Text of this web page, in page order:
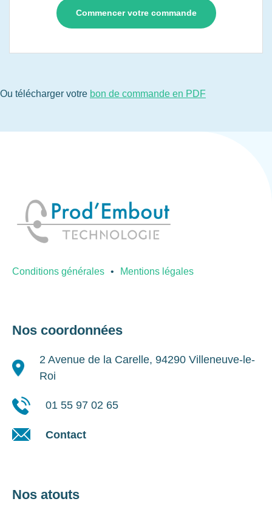
Ou télécharger votre bon de commande en PDF
Conditions générales Mentions légales
Nos coordonnées
2 Avenue de la Carelle, 94290 Villeneuve-le-
Roi
01 55 97 02 65
Contact
Nos atouts